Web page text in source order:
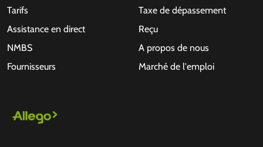
Tarifs
Assistance en direct
NMBS
Fournisseurs
Taxe de dépassement
Reçu
A propos de nous
Marché de l'emploi